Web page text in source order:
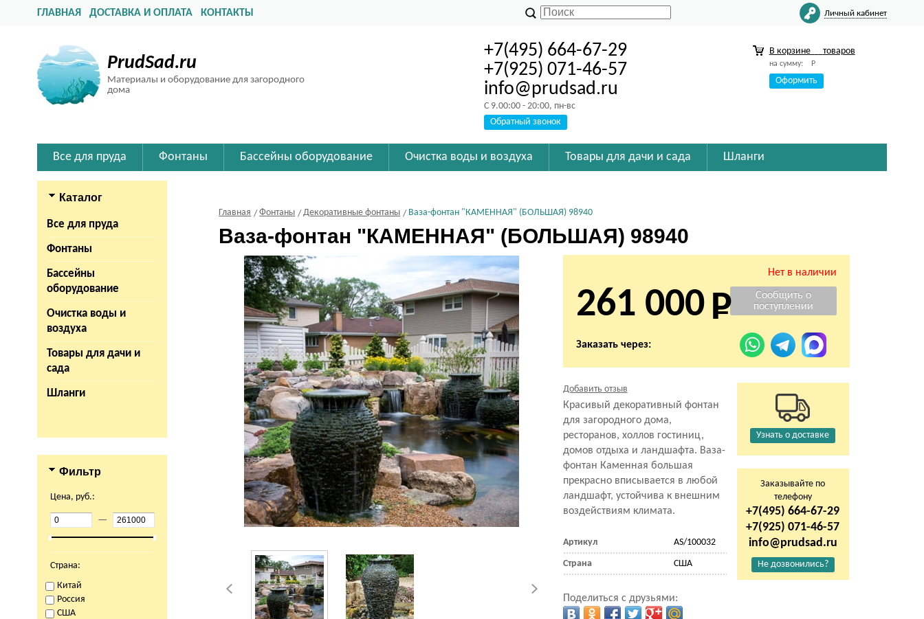
ГЛАВНАЯ ДОСТАВКА И ОПЛАТА КОНТАКТЫ Личный кабинет
PrudSad.ru
Материалы и оборудование для загородного
дома
+7(495) 664-67-29
+7(925) 071-46-57
info@prudsad.ru
C 9.00:00 - 20:00, пн-вс
Обратный звонок
В корзине товаров
на сумму: Р
Оформить
Все для пруда Фонтаны Бассейны оборудование Очистка воды и воздуха Товары для дачи и сада Шланги
Каталог
Все для пруда
Фонтаны
Бассейны
оборудование
Очистка воды и
воздуха
Товары для дачи и
сада
Шланги
Фильтр
Цена, руб.:
—
Страна:
Китай
Россия
США
Главная Фонтаны Декоративные фонтаны Ваза-фонтан "КАМЕННАЯ" (БОЛЬШАЯ) 98940
Ваза-фонтан "КАМЕННАЯ" (БОЛЬШАЯ) 98940
Нет в наличии
261 000
Заказать через:
Добавить отзыв
Красивый декоративный фонтан
для загородного дома,
ресторанов, холлов гостиниц,
домов отдыха и ландшафта. Ваза-
фонтан Каменная большая
прекрасно вписывается в любой
ландшафт, устойчива к внешним
воздействиям климата.
Артикул AS/100032
Страна США
Поделиться с друзьями:
Узнать о доставке
Заказывайте по
телефону
+7(495) 664-67-29
+7(925) 071-46-57
info@prudsad.ru
Не дозвонились?